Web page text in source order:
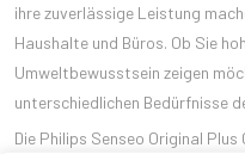
ihre zuverlässige Leistung
Haushalte und Büros. Ob Sie
Umweltbewusstsein zeigen
unterschiedlichen Bedürfnisse
Die Philips Senseo Original